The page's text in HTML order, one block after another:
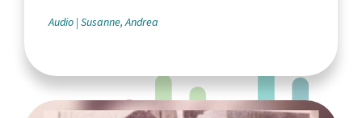
Audio Susanne, Andrea